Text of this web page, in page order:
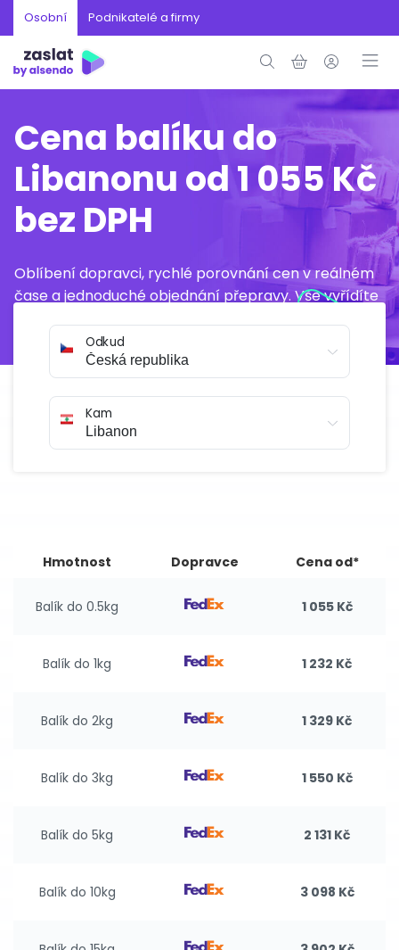
Osobní Podnikatelé a firmy
Cena balíku do
Libanonu od 1 055 Kč
bez DPH
Oblíbení dopravci, rychlé porovnání cen v reálném
čase a jednoduché objednání přepravy. Vše vyřídíte
Odkud
Kam
Hmotnost Dopravce Cena od*
Balík do 0.5kg 1 055 Kč
Balík do 1kg 1 232 Kč
Balík do 2kg 1 329 Kč
Balík do 3kg 1 550 Kč
Balík do 5kg 2 131 Kč
Balík do 10kg 3 098 Kč